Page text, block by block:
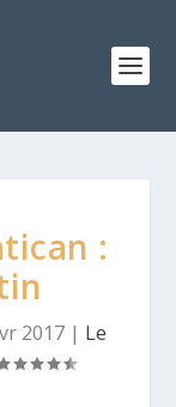
:
2017 | Le